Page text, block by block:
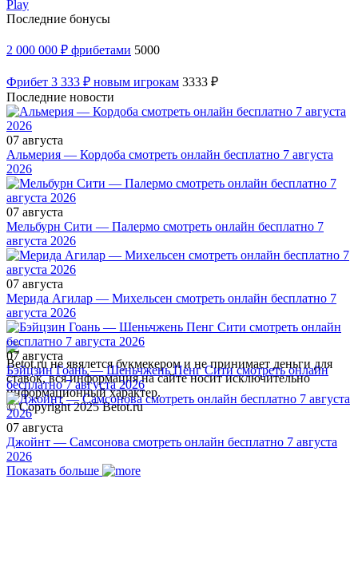
Play
Последние бонусы
2 000 000 ₽ фрибетами 5000
Фрибет 3 333 ₽ новым игрокам 3333 ₽
Последние новости
07 августа
Альмерия — Кордоба смотреть онлайн бесплатно 7 августа
2026
07 августа
Мельбурн Сити — Палермо смотреть онлайн бесплатно 7
августа 2026
07 августа
Мерида Агилар — Михельсен смотреть онлайн бесплатно 7
августа 2026
07 августа
Бэйцзин Гоань — Шеньчжень Пенг Сити смотреть онлайн
бесплатно 7 августа 2026
07 августа
Джойнт — Самсонова смотреть онлайн бесплатно 7 августа
2026
Показать больше
Betot.ru не явялется букмекером и не принимает деньги для
ставок, вся информация на сайте носит исключительно
информационный характер.
© Copyright 2025 Betot.ru